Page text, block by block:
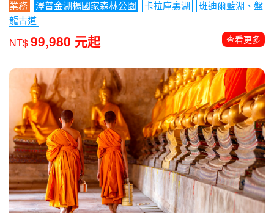
業務
澤普金湖楊國家森林公園 卡拉庫裏湖
班迪爾藍湖、盤
龍古道
NT$99,980 元起 查看更多